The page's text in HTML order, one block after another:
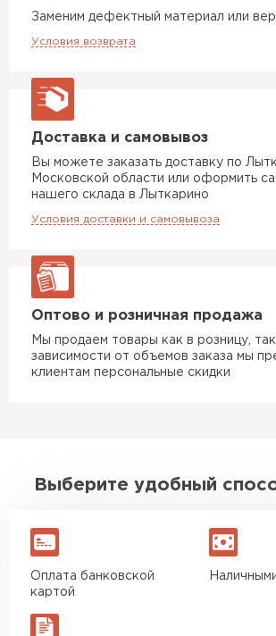
Заменим дефектный материал или
Условия возврата
Доставка и самовывоз
Вы можете заказать доставку по
Московской области или оформить
нашего склада в Лыткарино
Условия доставки и самовывоза
Оптово и розничная продажа
Мы продаем товары как в розницу,
зависимости от объемов заказа мы
клиентам персональные скидки
Выберите удобный
Оплата банковской
картой